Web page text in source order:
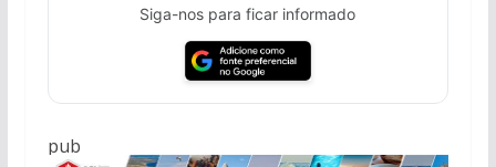
Siga-nos para ficar informado
pub